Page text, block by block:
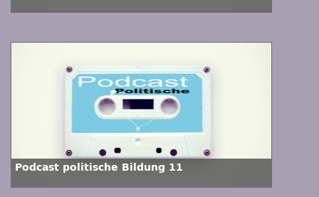
Podcast politische Bildung 11